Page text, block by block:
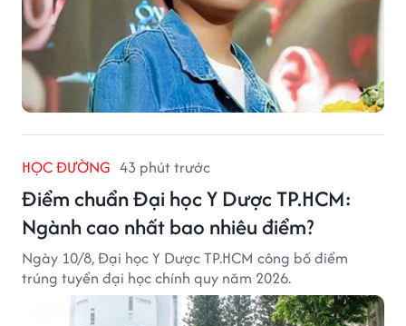
HỌC ĐƯỜNG 43 phút trước
Điểm chuẩn Đại học Y Dược TP.HCM:
Ngành cao nhất bao nhiêu điểm?
Ngày 10/8, Đại học Y Dược TP.HCM công bố điểm
trúng tuyển đại học chính quy năm 2026.